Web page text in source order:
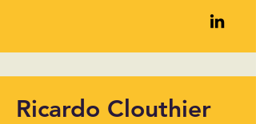
Ricardo Clouthier